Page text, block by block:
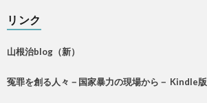
リンク
山根治blog（新）
冤罪を創る人々－国家暴力の現場から－ Kindle版